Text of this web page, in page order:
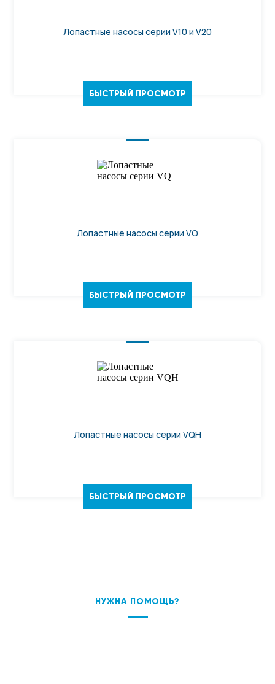
Лопастные насосы серии V10 и V20
БЫСТРЫЙ ПРОСМОТР
Лопастные насосы серии VQ
БЫСТРЫЙ ПРОСМОТР
Лопастные насосы серии VQH
БЫСТРЫЙ ПРОСМОТР
НУЖНА ПОМОЩЬ?